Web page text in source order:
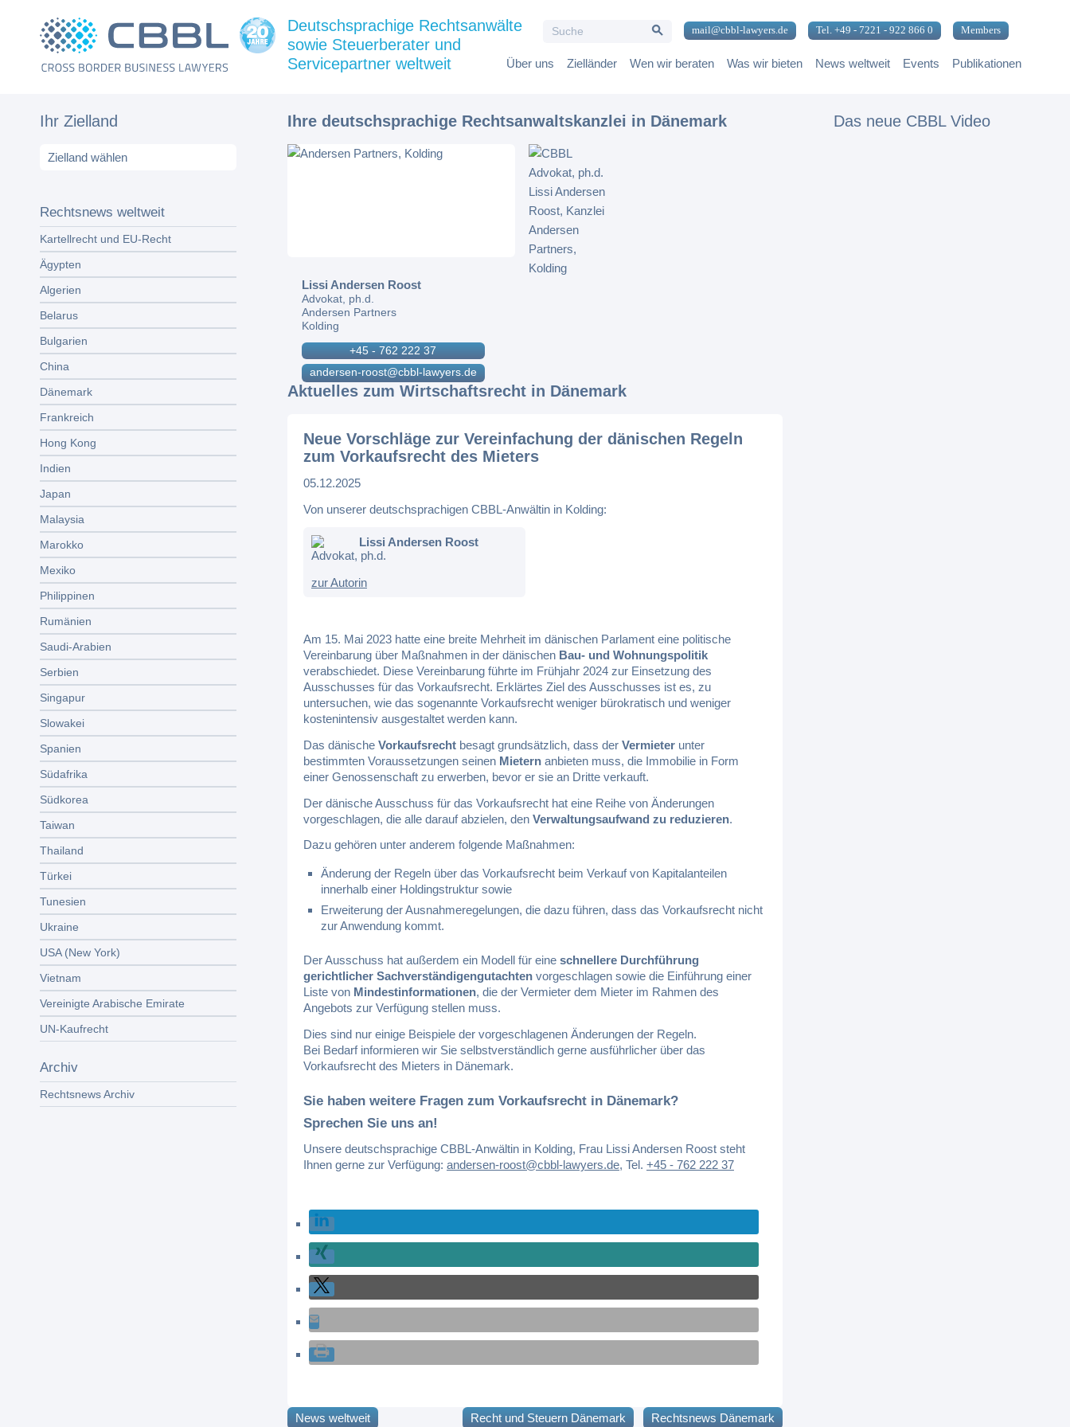
for:
Search Button
mail@cbbl-lawyers.de Tel. +49 - 7221 - 922 866 0 Members
Über uns Zielländer Wen wir beraten Was wir bieten News weltweit Events Publikationen
Deutschsprachige Rechtsanwälte
sowie Steuerberater und
Servicepartner weltweit
Ihr Zielland
Rechtsnews weltweit
Kartellrecht und EU-Recht
Ägypten
Algerien
Belarus
Bulgarien
China
Dänemark
Frankreich
Hong Kong
Indien
Japan
Malaysia
Marokko
Mexiko
Philippinen
Rumänien
Saudi-Arabien
Serbien
Singapur
Slowakei
Spanien
Südafrika
Südkorea
Taiwan
Thailand
Türkei
Tunesien
Ukraine
USA (New York)
Vietnam
Vereinigte Arabische Emirate
UN-Kaufrecht
Archiv
Rechtsnews Archiv
Ihre deutschsprachige Rechtsanwaltskanzlei in Dänemark
Lissi Andersen Roost
Advokat, ph.d.
Andersen Partners
Kolding
+45 - 762 222 37
andersen-roost@cbbl-lawyers.de
Aktuelles zum Wirtschaftsrecht in Dänemark
Neue Vorschläge zur Vereinfachung der dänischen Regeln
zum Vorkaufsrecht des Mieters
05.12.2025
Von unserer deutschsprachigen CBBL-Anwältin in Kolding:
Lissi Andersen Roost
Advokat, ph.d.
zur Autorin
Am 15. Mai 2023 hatte eine breite Mehrheit im dänischen Parlament eine politische
Vereinbarung über Maßnahmen in der dänischen Bau- und Wohnungspolitik
verabschiedet. Diese Vereinbarung führte im Frühjahr 2024 zur Einsetzung des
Ausschusses für das Vorkaufsrecht. Erklärtes Ziel des Ausschusses ist es, zu
untersuchen, wie das sogenannte Vorkaufsrecht weniger bürokratisch und weniger
kostenintensiv ausgestaltet werden kann.
Das dänische Vorkaufsrechtbesagt grundsätzlich, dass der Vermieterunter
bestimmten Voraussetzungen seinen Mieternanbieten muss, die Immobilie in Form
einer Genossenschaft zu erwerben, bevor er sie an Dritte verkauft.
Der dänische Ausschuss für das Vorkaufsrecht hat eine Reihe von Änderungen
vorgeschlagen, die alle darauf abzielen, den Verwaltungsaufwand zu reduzieren.
Dazu gehören unter anderem folgende Maßnahmen:
Änderung der Regeln über das Vorkaufsrecht beim Verkauf von Kapitalanteilen
innerhalb einer Holdingstruktur sowie
Erweiterung der Ausnahmeregelungen, die dazu führen, dass das Vorkaufsrecht nicht
zur Anwendung kommt.
Der Ausschuss hat außerdem ein Modell für eine schnellere Durchführung
gerichtlicher Sachverständigengutachtenvorgeschlagen sowie die Einführung einer
Liste von Mindestinformationen, die der Vermieter dem Mieter im Rahmen des
Angebots zur Verfügung stellen muss.
Dies sind nur einige Beispiele der vorgeschlagenen Änderungen der Regeln.
Bei Bedarf informieren wir Sie selbstverständlich gerne ausführlicher über das
Vorkaufsrecht des Mieters in Dänemark.
Sie haben weitere Fragen zum Vorkaufsrecht in Dänemark?
Sprechen Sie uns an!
Unsere deutschsprachige CBBL-Anwältin in Kolding, Frau Lissi Andersen Roost steht
Ihnen gerne zur Verfügung: andersen-roost@cbbl-lawyers.de, Tel. +45 - 762 222 37
News weltweit Rechtsnews Dänemark
Recht und Steuern Dänemark
Das neue CBBL Video